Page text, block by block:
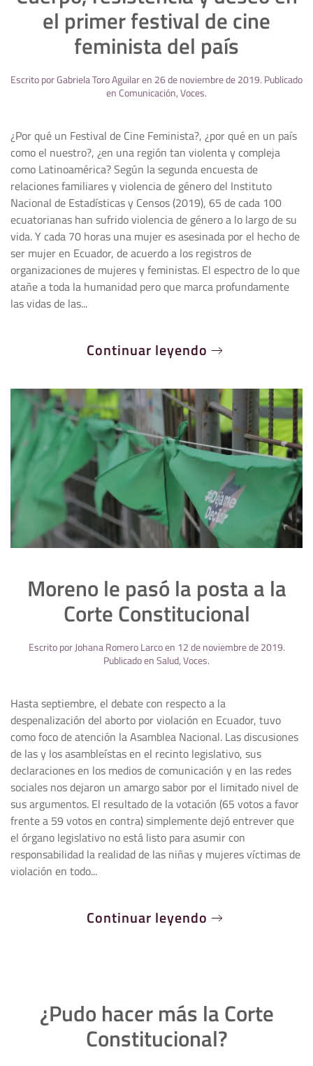
el primer festival de cine
feminista del país
Escrito porGabriela Toro Aguilaren 26 de noviembre de 2019. Publicado
enComunicación,Voces.
¿Por qué un Festival de Cine Feminista?, ¿por qué en un país
como el nuestro?, ¿en una región tan violenta y compleja
como Latinoamérica? Según la segunda encuesta de
relaciones familiares y violencia de género del Instituto
Nacional de Estadísticas y Censos (2019), 65 de cada 100
ecuatorianas han sufrido violencia de género a lo largo de su
vida. Y cada 70 horas una mujer es asesinada por el hecho de
ser mujer en Ecuador, de acuerdo a los registros de
organizaciones de mujeres y feministas. El espectro de lo que
atañe a toda la humanidad pero que marca profundamente
las vidas de las...
Continuar leyendo
Moreno le pasó la posta a la
Corte Constitucional
Escrito porJohana Romero Larcoen 12 de noviembre de 2019.
Publicado enSalud,Voces.
Hasta septiembre, el debate con respecto a la
despenalización del aborto por violación en Ecuador, tuvo
como foco de atención la Asamblea Nacional. Las discusiones
de las y los asambleístas en el recinto legislativo, sus
declaraciones en los medios de comunicación y en las redes
sociales nos dejaron un amargo sabor por el limitado nivel de
sus argumentos. El resultado de la votación (65 votos a favor
frente a 59 votos en contra) simplemente dejó entrever que
el órgano legislativo no está listo para asumir con
responsabilidad la realidad de las niñas y mujeres víctimas de
violación en todo...
Continuar leyendo
¿Pudo hacer más la Corte
Constitucional?